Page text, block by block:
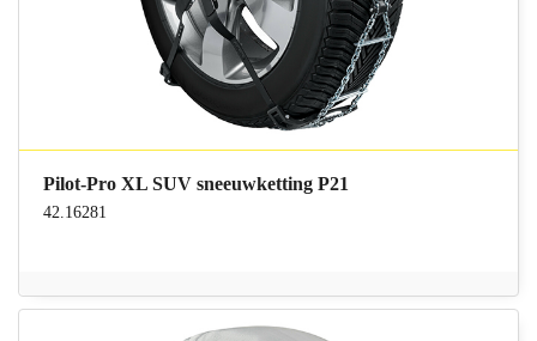
Pilot-Pro XL SUV sneeuwketting P21
42.16281